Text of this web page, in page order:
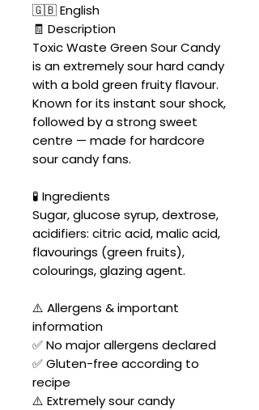
🇬🇧 English
🧾 Description
Toxic Waste Green Sour Candy
is an extremely sour hard candy
with a bold green fruity flavour.
Known for its instant sour shock,
followed by a strong sweet
centre — made for hardcore
sour candy fans.
🧪 Ingredients
Sugar, glucose syrup, dextrose,
acidifiers: citric acid, malic acid,
flavourings (green fruits),
colourings, glazing agent.
⚠️ Allergens & important
information
✅ No major allergens declared
✅ Gluten-free according to
recipe
⚠️ Extremely sour candy